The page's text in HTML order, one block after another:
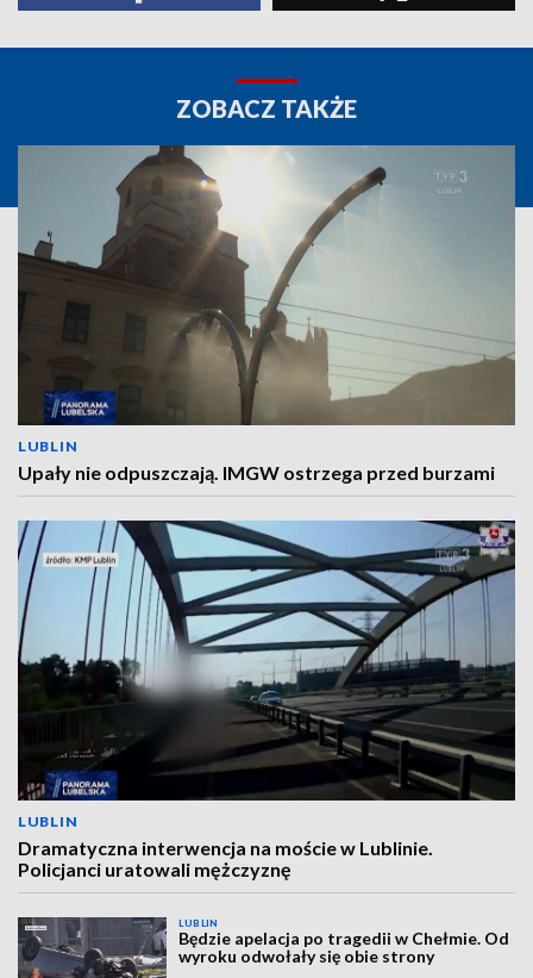
ZOBACZ TAKŻE
LUBLIN
Upały nie odpuszczają. IMGW ostrzega przed burzami
LUBLIN
Dramatyczna interwencja na moście w Lublinie.
Policjanci uratowali mężczyznę
LUBLIN
Będzie apelacja po tragedii w Chełmie. Od
wyroku odwołały się obie strony